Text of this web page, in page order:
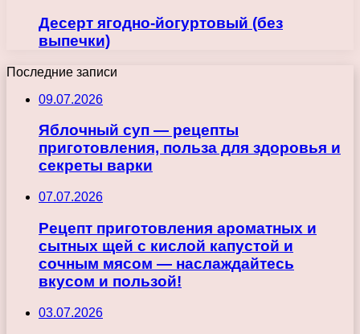
Десерт ягодно-йогуртовый (без
выпечки)
Последние записи
09.07.2026
Яблочный суп — рецепты
приготовления, польза для здоровья и
секреты варки
07.07.2026
Рецепт приготовления ароматных и
сытных щей с кислой капустой и
сочным мясом — наслаждайтесь
вкусом и пользой!
03.07.2026